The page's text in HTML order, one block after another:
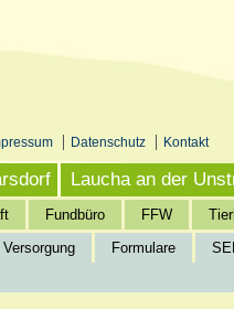
Datenschutz Kontakt
Versorgung Formulare
Fundbüro FFW
Laucha an der